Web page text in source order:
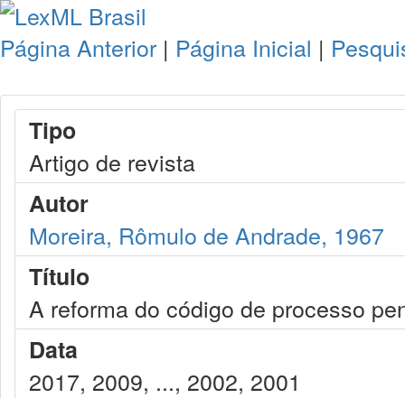
Página Anterior | Página Inicial |
Tipo
Artigo de revista
Autor
Moreira, Rômulo de Andrade, 1967
Título
A reforma do código de processo
Data
2017, 2009, ..., 2002, 2001